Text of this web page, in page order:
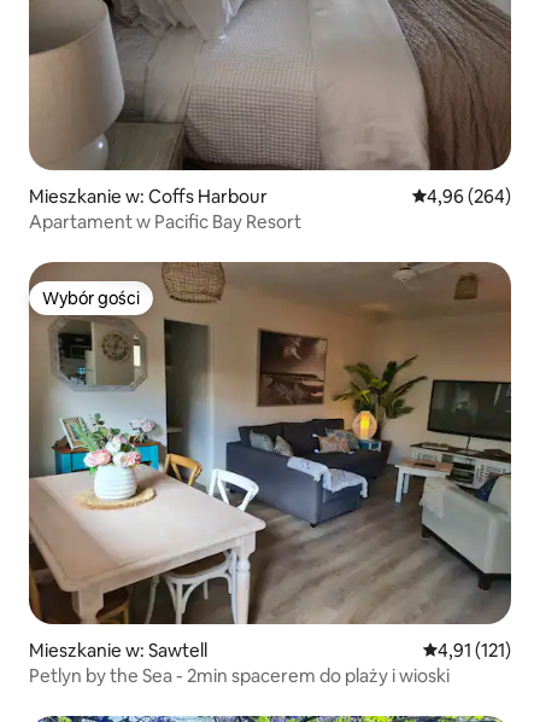
Mieszkanie w: Coffs Harbour Średnia
4,96 (264)
Apartament w Pacific Bay Resort
Wybór gości
Wybór gości
Mieszkanie w: Sawtell Średnia
4,91 (121)
Petlyn by the Sea - 2min spacerem do plaży i wioski